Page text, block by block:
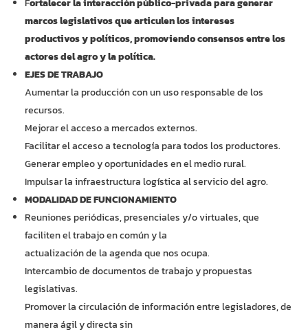
marcos legislativos que articulen los intereses
productivos y políticos, promoviendo consensos entre los
actores del agro y la política.
EJES DE TRABAJO
Aumentar la producción con un uso responsable de los
recursos.
Mejorar el acceso a mercados externos.
Facilitar el acceso a tecnología para todos los productores.
Generar empleo y oportunidades en el medio rural.
Impulsar la infraestructura logística al servicio del agro.
MODALIDAD DE FUNCIONAMIENTO
Reuniones periódicas, presenciales y/o virtuales, que
faciliten el trabajo en común y la
actualización de la agenda que nos ocupa.
Intercambio de documentos de trabajo y propuestas
legislativas.
Promover la circulación de información entre legisladores, de
manera ágil y directa sin